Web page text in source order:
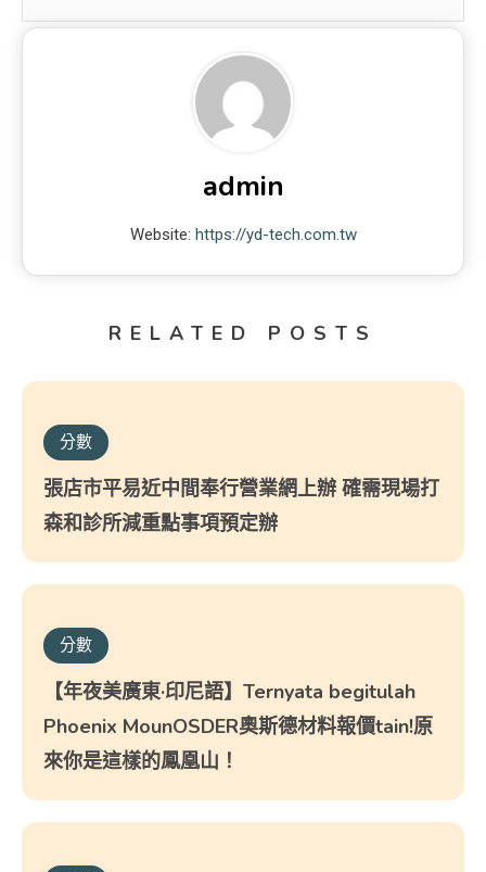
admin
Website: https://yd-tech.com.tw
RELATED POSTS
分數
張店市平易近中間奉行營業網上辦 確需現場打
森和診所減重點事項預定辦
分數
【年夜美廣東·印尼語】Ternyata begitulah
Phoenix MounOSDER奧斯德材料報價tain!原
來你是這樣的鳳凰山！